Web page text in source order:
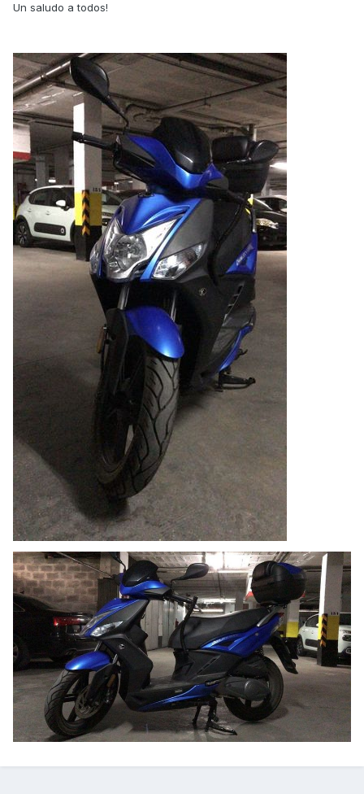
Un saludo a todos!